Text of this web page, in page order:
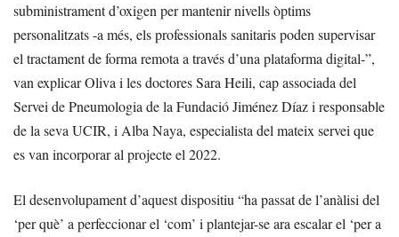
subministrament d’oxigen per mantenir nivells òptims
personalitzats -a més, els professionals sanitaris poden supervisar
el tractament de forma remota a través d’una plataforma digital-”,
van explicar Oliva i les doctores Sara Heili, cap associada del
Servei de Pneumologia de la Fundació Jiménez Díaz i responsable
de la seva UCIR, i Alba Naya, especialista del mateix servei que
es van incorporar al projecte el 2022.
El desenvolupament d’aquest dispositiu “ha passat de l’anàlisi del
‘per què’ a perfeccionar el ‘com’ i plantejar-se ara escalar el ‘per a